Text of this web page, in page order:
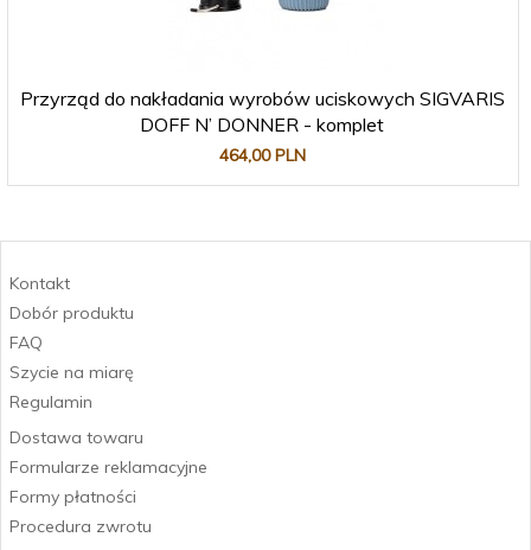
Przyrząd do nakładania wyrobów uciskowych SIGVARIS
DOFF N’ DONNER - komplet
464,00 PLN
Kontakt
Dobór produktu
FAQ
Szycie na miarę
Regulamin
Dostawa towaru
Formularze reklamacyjne
Formy płatności
Procedura zwrotu